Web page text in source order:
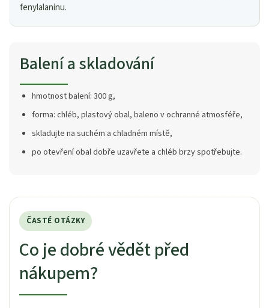
fenylalaninu.
Balení a skladování
hmotnost balení: 300 g,
forma: chléb, plastový obal, baleno v ochranné atmosféře,
skladujte na suchém a chladném místě,
po otevření obal dobře uzavřete a chléb brzy spotřebujte.
ČASTÉ OTÁZKY
Co je dobré vědět před
nákupem?